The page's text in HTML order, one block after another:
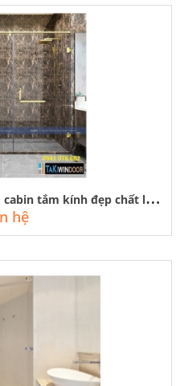
B
áo giá thi công phòng tắm, cabin tắm kính đẹp chất lượng tại hà nội
hệ